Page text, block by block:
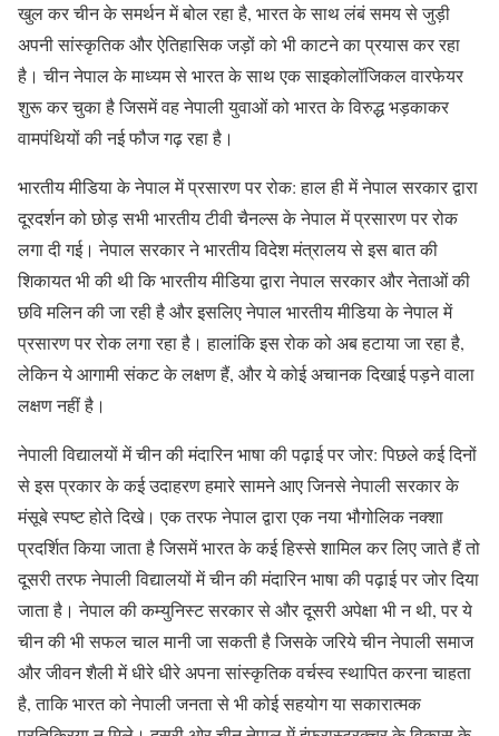
खुल कर चीन के समर्थन में बोल रहा है, भारत के साथ लंबं समय से जुड़ी
अपनी सांस्कृतिक और ऐतिहासिक जड़ों को भी काटने का प्रयास कर रहा
है। चीन नेपाल के माध्यम से भारत के साथ एक साइकोलॉजिकल वारफेयर
शुरू कर चुका है जिसमें वह नेपाली युवाओं को भारत के विरुद्ध भड़काकर
वामपंथियों की नई फौज गढ़ रहा है।
भारतीय मीडिया के नेपाल में प्रसारण पर रोक: हाल ही में नेपाल सरकार द्वारा
दूरदर्शन को छोड़ सभी भारतीय टीवी चैनल्स के नेपाल में प्रसारण पर रोक
लगा दी गई। नेपाल सरकार ने भारतीय विदेश मंत्रालय से इस बात की
शिकायत भी की थी कि भारतीय मीडिया द्वारा नेपाल सरकार और नेताओं की
छवि मलिन की जा रही है और इसलिए नेपाल भारतीय मीडिया के नेपाल में
प्रसारण पर रोक लगा रहा है। हालांकि इस रोक को अब हटाया जा रहा है,
लेकिन ये आगामी संकट के लक्षण हैं, और ये कोई अचानक दिखाई पड़ने वाला
लक्षण नहीं है।
नेपाली विद्यालयों में चीन की मंदारिन भाषा की पढ़ाई पर जोर: पिछले कई दिनों
से इस प्रकार के कई उदाहरण हमारे सामने आए जिनसे नेपाली सरकार के
मंसूबे स्पष्ट होते दिखे। एक तरफ नेपाल द्वारा एक नया भौगोलिक नक्शा
प्रदर्शित किया जाता है जिसमें भारत के कई हिस्से शामिल कर लिए जाते हैं तो
दूसरी तरफ नेपाली विद्यालयों में चीन की मंदारिन भाषा की पढ़ाई पर जोर दिया
जाता है। नेपाल की कम्युनिस्ट सरकार से और दूसरी अपेक्षा भी न थी, पर ये
चीन की भी सफल चाल मानी जा सकती है जिसके जरिये चीन नेपाली समाज
और जीवन शैली में धीरे धीरे अपना सांस्कृतिक वर्चस्व स्थापित करना चाहता
है, ताकि भारत को नेपाली जनता से भी कोई सहयोग या सकारात्मक